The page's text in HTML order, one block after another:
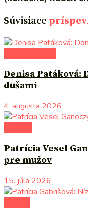
Súvisiace
Denisa Patáková:
dušami
4. augusta 2026
Patrícia Vesel
pre mužov
15. júla 2026